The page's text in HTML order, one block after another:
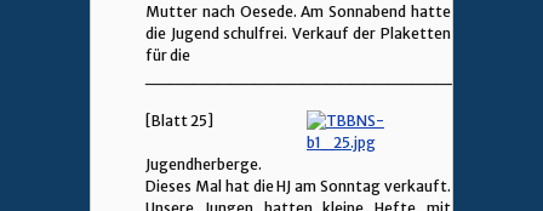
Mutter nach Oesede. Am Sonnabend hatte
die Jugend schulfrei. Verkauf der Plaketten
für die
[Blatt 25]
Jugendherberge.
Dieses Mal hat die HJ am Sonntag verkauft.